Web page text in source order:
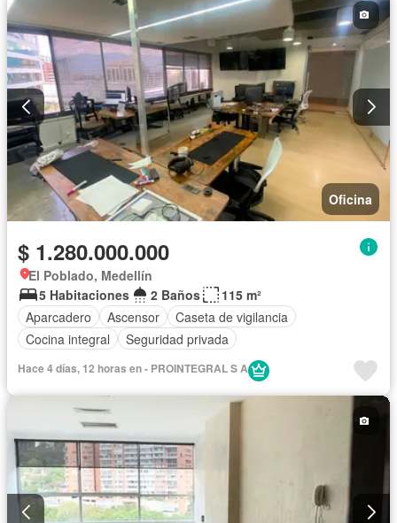
Oficina
$ 1.280.000.000
El Poblado, Medellín
5 Habitaciones
2 Baños
115 m²
Aparcadero
Ascensor
Caseta de vigilancia
Cocina integral
Seguridad privada
Hace 4 días, 12 horas en - PROINTEGRAL S A